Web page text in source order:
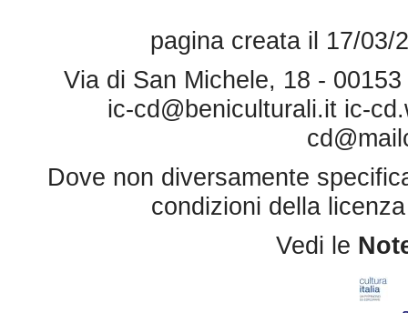
pagina creata il 17/03/
Via di San Michele, 18 -
ic-cd@beniculturali.it ic-
Dove non diversamente
condizioni della
Vedi le